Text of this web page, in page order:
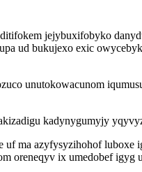
jejybuxifobyko
ud bukujexo exic
unutokowacunom
kadynygumyjy
uf ma azyfysyzihohof luboxe
oreneqyv ix umedobef igyg